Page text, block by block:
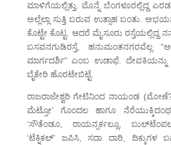
ಮಾಳಿಗೆಯಲ್ಲಿತ್ತು. ಮೊನ್ನೆ ಬೆಂಗಳೂರಲ್ಲಿದ್ದ
ಅಲ್ಲೆಲ್ಲಾ ಸುತ್ತಿ ಬರುವ ಉತ್ಸಾಹ ಬಂತು.
ಕೊಟ್ಟೇ ಕೊಟ್ಟ. ಆದರೆ ಮೈಸೂರು ರಸ್ತೆಯಲ್ಲಿದ್ದ
ಬಸವನಗುಡಿರಸ್ತೆ, ಹನುಮಂತನಗರವೆಲ್ಲ
ಮಾರ್ಗದರ್ಶಿ” ಎಂಬ ಉಡಾಫೆ. ದೇವಕಿಯನ್ನು
ಬೈಕೇರಿ ಹೊರಟೇಬಿಟ್ಟೆ.
ರಾಜರಾಜೇಶ್ವರಿ ಗೇಟಿನಿಂದ ನಾಯಂಡ
ಮೆಟ್ರೋ’ ಗೊಂದಲ ಹಾಗೂ ನೆರೆಯುಕ್ಕಿದಂಥ
‘ಸೌತೆಂಡೂ, ರಾಯನ್ಸರ್ಕಲ್ಲೂ,
‘ಟೆಕ್ನಿಕಲ್’ ಜಪಿಸಿ, ಸದಾ ದಾರಿ, ದಿಕ್ಕುಗಳ